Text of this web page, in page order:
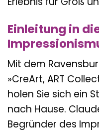
Einleitung in
Mit dem
»CreArt, ART
holen Sie sich ein
nach Hause.
Begründer des